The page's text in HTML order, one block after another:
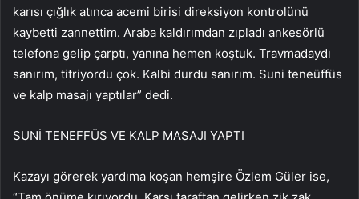
karısı çığlık atınca acemi birisi direksiyon kontrolünü
kaybetti zannettim. Araba kaldırımdan zıpladı ankesörlü
telefona gelip çarptı, yanına hemen koştuk. Travmadaydı
sanırım, titriyordu çok. Kalbi durdu sanırım. Suni teneüffüs
ve kalp masajı yaptılar” dedi.
SUNİ TENEFFÜS VE KALP MASAJI YAPTI
Kazayı görerek yardıma koşan hemşire Özlem Güler ise,